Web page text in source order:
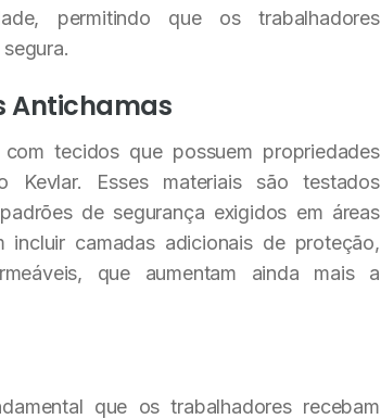
permitindo que os trabalhadores
Antichamas
tecidos que possuem propriedades
Esses materiais são testados
de segurança exigidos em áreas
camadas adicionais de proteção,
que aumentam ainda mais a
que os trabalhadores recebam